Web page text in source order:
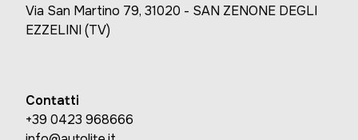
Via San Martino 79, 31020 - SAN ZENONE DEGLI
EZZELINI (TV)
Contatti
+39 0423 968666